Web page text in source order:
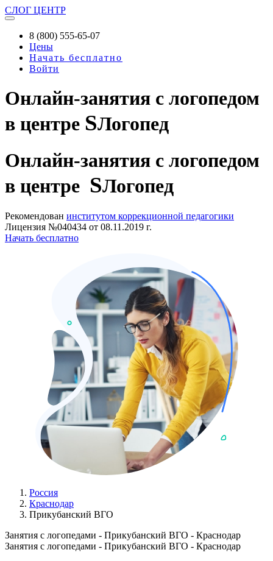
СЛОГ ЦЕНТР
8 (800) 555-65-07
Цены
Начать бесплатно
Войти
Онлайн-занятия с логопедом
в центре SЛогопед
Онлайн-занятия с логопедом
в центре SЛогопед
Рекомендован институтом коррекционной педагогики
Лицензия №040434 от 08.11.2019 г.
Начать бесплатно
Россия
Краснодар
Прикубанский ВГО
Занятия с логопедами - Прикубанский ВГО - Краснодар
Занятия с логопедами - Прикубанский ВГО - Краснодар